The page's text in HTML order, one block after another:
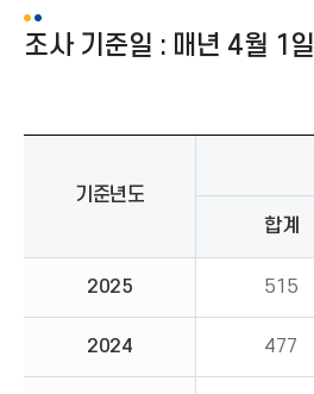
조사 기준일 : 매년 4월 1일
기준년도
합계
2025 515
2024 477